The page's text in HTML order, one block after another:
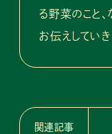
る野菜のこと
お伝えしていき
関連記事